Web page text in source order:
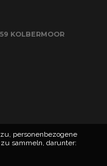
KOLBERMOOR
personenbezogene
sammeln, darunter: